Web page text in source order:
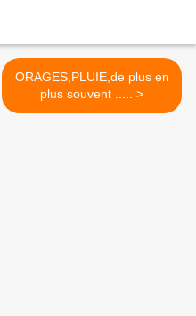
ORAGES,PLUIE,de plus en
plus souvent ..... >